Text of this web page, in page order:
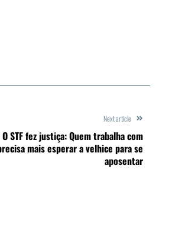
Next article
STF fez justiça: Quem trabalha com
mais esperar a velhice para se
aposentar